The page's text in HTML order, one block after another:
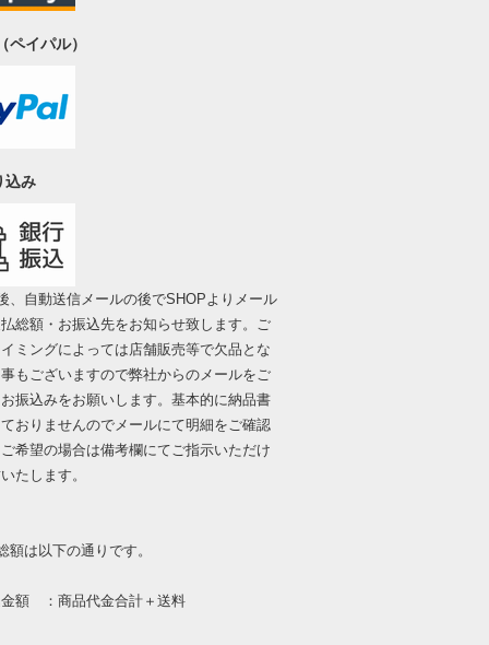
ペイパル）
込み
、自動送信メールの後でSHOPよりメール
総額・お振込先をお知らせ致します。ご
ミングによっては店舗販売等で欠品とな
もございますので弊社からのメールをご
振込みをお願いします。基本的に納品書
おりませんのでメールにて明細をご確認
希望の場合は備考欄にてご指示いただけ
たします。
額は以下の通りです。
：商品代金合計＋送料